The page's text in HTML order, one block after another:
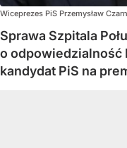
Wiceprezes PiS Przemysław
Sprawa Szpitala
o odpowiedzialność
kandydat PiS na